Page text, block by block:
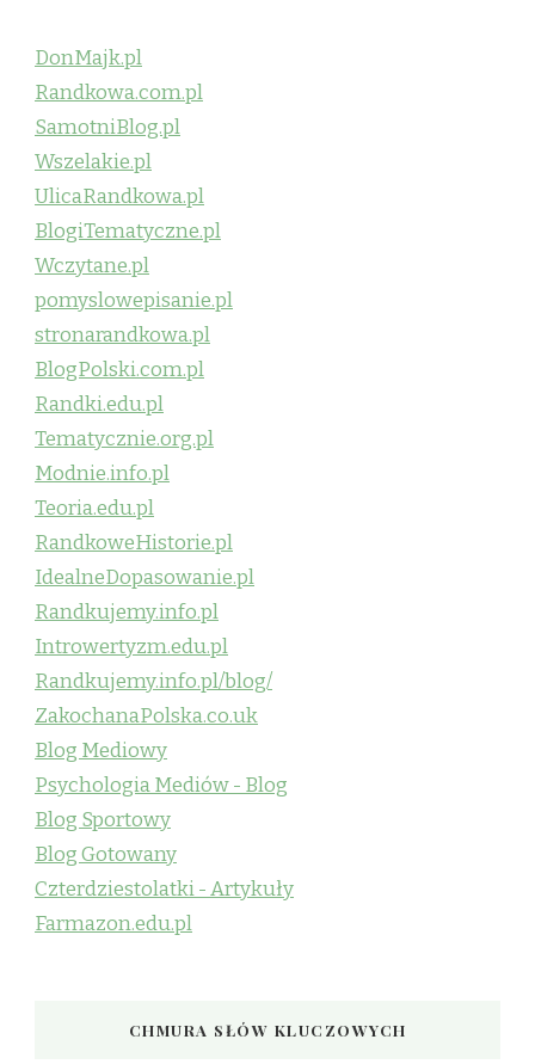
DonMajk.pl
Randkowa.com.pl
SamotniBlog.pl
Wszelakie.pl
UlicaRandkowa.pl
BlogiTematyczne.pl
Wczytane.pl
pomyslowepisanie.pl
stronarandkowa.pl
BlogPolski.com.pl
Randki.edu.pl
Tematycznie.org.pl
Modnie.info.pl
Teoria.edu.pl
RandkoweHistorie.pl
IdealneDopasowanie.pl
Randkujemy.info.pl
Introwertyzm.edu.pl
Randkujemy.info.pl/blog/
ZakochanaPolska.co.uk
Blog Mediowy
Psychologia Mediów - Blog
Blog Sportowy
Blog Gotowany
Czterdziestolatki - Artykuły
Farmazon.edu.pl
CHMURA SŁÓW KLUCZOWYCH